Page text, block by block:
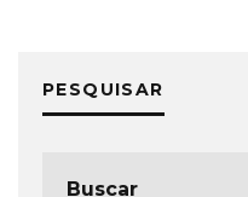
PESQUISAR